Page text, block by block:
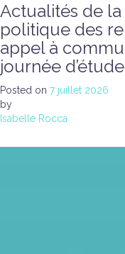
Actualités de
politique des
appel à
journée
Posted on 7 juillet 2026
by
Isabelle Rocca